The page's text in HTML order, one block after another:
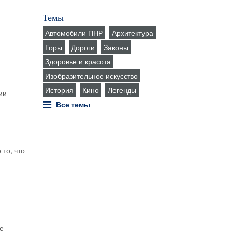
что
Темы
Автомобили ПНР
Архитектура
Горы
Дороги
Законы
Здоровье и красота
Изобразительное искусство
История
Кино
Легенды
Все темы